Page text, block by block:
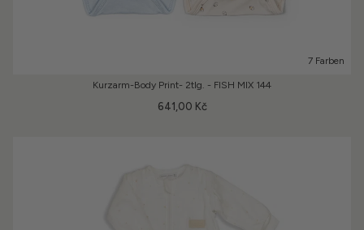
7 Farben
Kurzarm-Body Print- 2tlg. - FISH MIX 144
641,00 Kč